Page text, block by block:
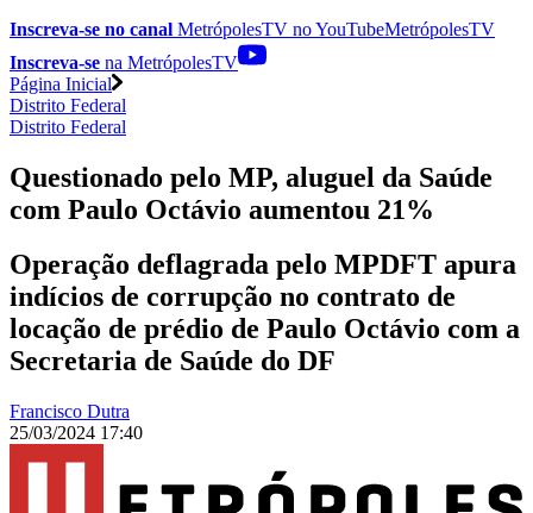
Inscreva-se no canal MetrópolesTV noYouTubeMetrópolesTV
Inscreva-se na MetrópolesTV
Página Inicial
Distrito Federal
Distrito Federal
Questionado pelo MP, aluguel da Saúde
com Paulo Octávio aumentou 21%
Operação deflagrada pelo MPDFT apura
indícios de corrupção no contrato de
locação de prédio de Paulo Octávio com a
Secretaria de Saúde do DF
Francisco Dutra
25/03/2024 17:40